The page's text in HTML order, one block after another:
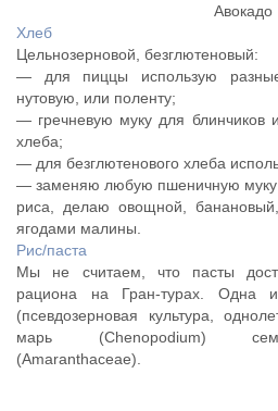
Авокадо
Хлеб
Цельнозерновой, безглютеновый:
— для пиццы использую
нутовую, или поленту;
— гречневую муку для блинчиков
хлеба;
— для безглютенового хлеба
— заменяю любую пшеничную муку
риса, делаю овощной,
ягодами малины.
Рис/паста
Мы не считаем, что пасты
рациона на Гран-турах. Одна
(псевдозерновая культура,
марь (Chenopodium)
(Amaranthaceae).